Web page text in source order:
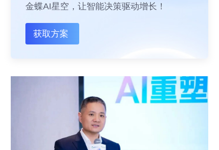
金蝶AI星空，让智能决策驱动增长！
获取方案